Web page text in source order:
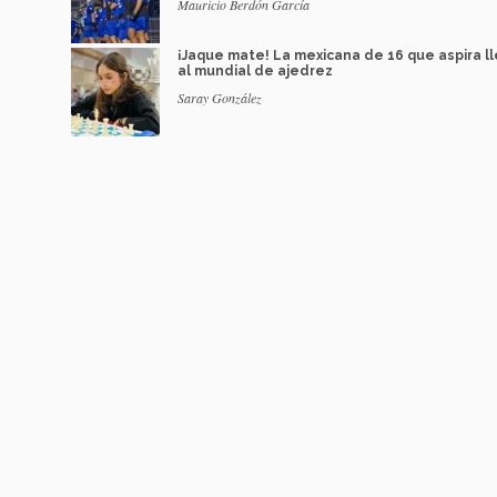
Mauricio Berdón García
¡Jaque mate! La mexicana de 16 que aspira
al mundial de ajedrez
Saray González